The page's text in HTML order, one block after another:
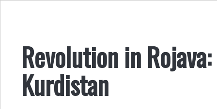
Revolution in
Kurdistan